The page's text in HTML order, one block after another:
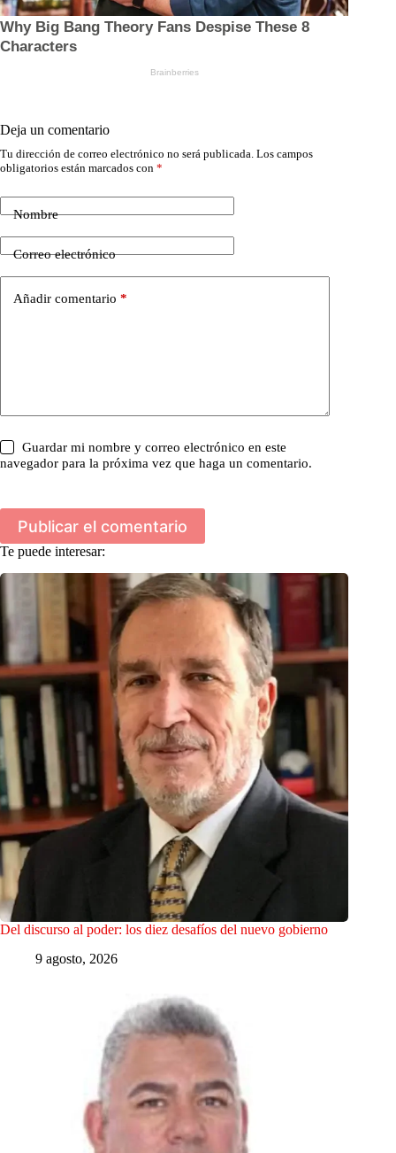
Deja un comentario
Tu dirección de correo electrónico no será publicada. Los campos
obligatorios están marcados con *
Nombre
Correo electrónico
Añadir comentario *
Guardar mi nombre y correo electrónico en este
navegador para la próxima vez que haga un comentario.
Publicar el comentario
Te puede interesar:
Del discurso al poder: los diez desafíos del nuevo gobierno
9 agosto, 2026